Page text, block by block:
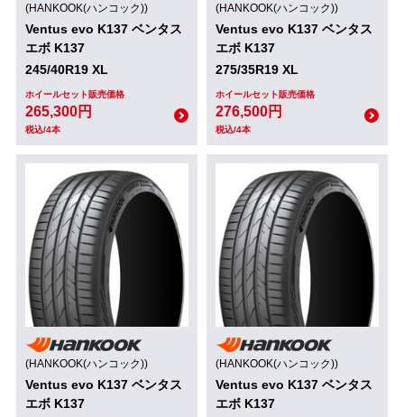
(HANKOOK(ハンコック))
Ventus evo K137 ベンタス
エボ K137
245/40R19 XL
ホイールセット販売価格
265,300円
税込/4本
(HANKOOK(ハンコック))
Ventus evo K137 ベンタス
エボ K137
275/35R19 XL
ホイールセット販売価格
276,500円
税込/4本
(HANKOOK(ハンコック))
Ventus evo K137 ベンタス
エボ K137
(HANKOOK(ハンコック))
Ventus evo K137 ベンタス
エボ K137